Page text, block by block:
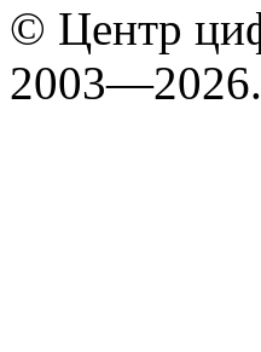
© Центр
2003—2026.